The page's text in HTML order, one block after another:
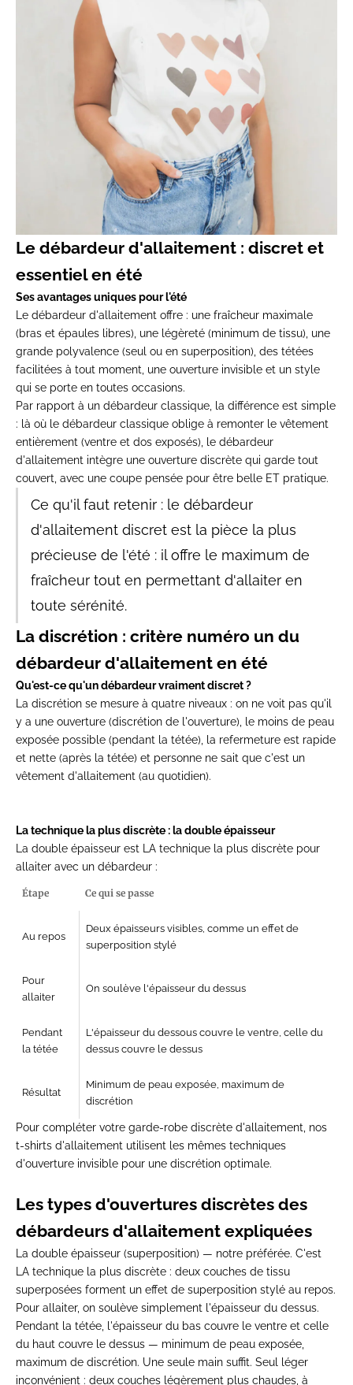
Le débardeur d'allaitement : discret et
essentiel en été
Ses avantages uniques pour l'été
Le débardeur d'allaitement offre : une fraîcheur maximale
(bras et épaules libres), une légèreté (minimum de tissu), une
grande polyvalence (seul ou en superposition), des tétées
facilitées à tout moment, une ouverture invisible et un style
qui se porte en toutes occasions.
Par rapport à un débardeur classique, la différence est simple
: là où le débardeur classique oblige à remonter le vêtement
entièrement (ventre et dos exposés), le débardeur
d'allaitement intègre une ouverture discrète qui garde tout
couvert, avec une coupe pensée pour être belle ET pratique.
Ce qu'il faut retenir : le débardeur
d'allaitement discret est la pièce la plus
précieuse de l'été : il offre le maximum de
fraîcheur tout en permettant d'allaiter en
toute sérénité.
La discrétion : critère numéro un du
débardeur d'allaitement en été
Qu'est-ce qu'un débardeur vraiment discret ?
La discrétion se mesure à quatre niveaux : on ne voit pas qu'il
y a une ouverture (discrétion de l'ouverture), le moins de peau
exposée possible (pendant la tétée), la refermeture est rapide
et nette (après la tétée) et personne ne sait que c'est un
vêtement d'allaitement (au quotidien).
La technique la plus discrète : la double épaisseur
La double épaisseur est LA technique la plus discrète pour
allaiter avec un débardeur :
Étape Ce qui se passe
Au repos
Deux épaisseurs visibles, comme un effet de
superposition stylé
Pour
allaiter
On soulève l'épaisseur du dessus
Pendant
la tétée
L'épaisseur du dessous couvre le ventre, celle du
dessus couvre le dessus
Résultat
Minimum de peau exposée, maximum de
discrétion
Pour compléter votre garde-robe discrète d'allaitement, nos
t-shirts d'allaitement utilisent les mêmes techniques
d'ouverture invisible pour une discrétion optimale.
Les types d'ouvertures discrètes des
débardeurs d'allaitement expliquées
La double épaisseur (superposition) — notre préférée. C'est
LA technique la plus discrète : deux couches de tissu
superposées forment un effet de superposition stylé au repos.
Pour allaiter, on soulève simplement l'épaisseur du dessus.
Pendant la tétée, l'épaisseur du bas couvre le ventre et celle
du haut couvre le dessus — minimum de peau exposée,
maximum de discrétion. Une seule main suffit. Seul léger
inconvénient : deux couches légèrement plus chaudes, à